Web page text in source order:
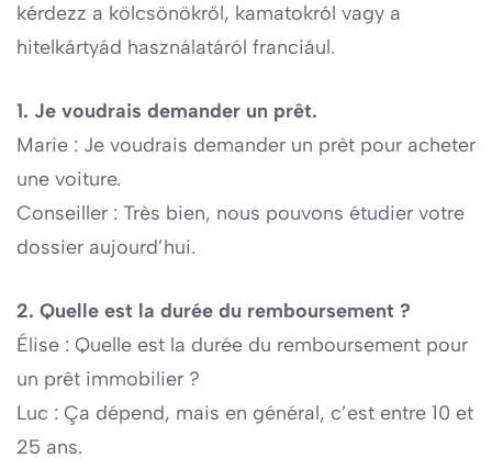
kérdezz a kölcsönökről, kamatokról vagy a
hitelkártyád használatáról franciául.
1. Je voudrais demander un prêt.
Marie : Je voudrais demander un prêt pour acheter
une voiture.
Conseiller : Très bien, nous pouvons étudier votre
dossier aujourd’hui.
2. Quelle est la durée du remboursement ?
Élise : Quelle est la durée du remboursement pour
un prêt immobilier ?
Luc : Ça dépend, mais en général, c’est entre 10 et
25 ans.